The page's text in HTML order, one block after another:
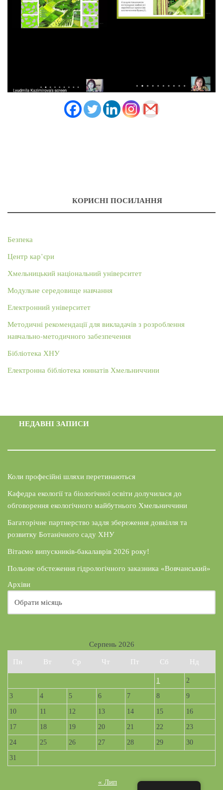
КОРИСНІ ПОСИЛАННЯ
Безпека
Центр кар’єри
Хмельницький національний університет
Модульне середовище навчання
Електронний університет
Методичні рекомендації для викладачів з розроблення
навчально-методичного забезпечення
Бібліотека ХНУ
Електронна бібліотека юннатів Хмельниччини
НЕДАВНІ ЗАПИСИ
Коли професійні шляхи перетинаються
Кафедра екології та біологічної освіти долучилася до
обговорення екологічного майбутнього Хмельниччини
Багаторічне партнерство задля збереження довкілля та
розвитку Ботанічного саду ХНУ
Вітаємо випускників-бакалаврів 2026 року!
Польове обстеження гідрологічного заказника «Вовчанський»
Архіви
Серпень 2026
Пн Вт Ср Чт Пт Сб Нд
1 2
3 4 5 6 7 8 9
10 11 12 13 14 15 16
17 18 19 20 21 22 23
24 25 26 27 28 29 30
31
« Лип